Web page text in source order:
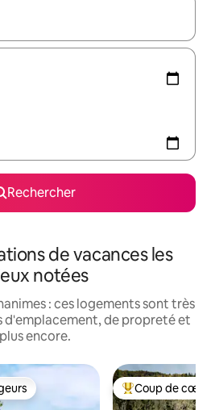
utilisez les flèches vers le
Rechercher
de vacances les
notées
: ces logements sont très
d'emplacement, de propreté et
plus encore.
les plus appréciés Coups de cœur
Coup de cœur